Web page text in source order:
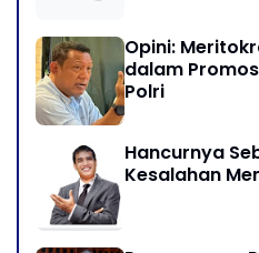
Opini:
dalam
Polri
Hancurnya
Kesalahan